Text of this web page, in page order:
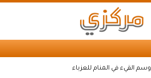
وسم القيء في المنام للعزباء